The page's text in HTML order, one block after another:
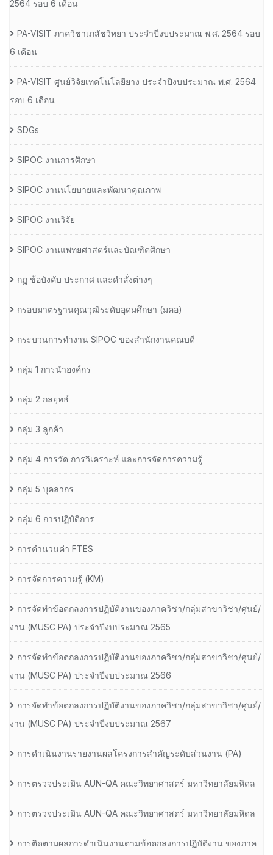
2564 รอบ 6 เดือน
PA-VISIT ภาควิชาเภสัชวิทยา ประจำปีงบประมาณ พ.ศ. 2564 รอบ
6 เดือน
PA-VISIT ศูนย์วิจัยเทคโนโลยียาง ประจำปีงบประมาณ พ.ศ. 2564
รอบ 6 เดือน
SDGs
SIPOC งานการศึกษา
SIPOC งานนโยบายและพัฒนาคุณภาพ
SIPOC งานวิจัย
SIPOC งานแพทยศาสตร์และบัณฑิตศึกษา
กฏ ข้อบังคับ ประกาศ และคำสั่งต่างๆ
กรอบมาตรฐานคุณวุฒิระดับอุดมศึกษา (มคอ)
กระบวนการทำงาน SIPOC ของสำนักงานคณบดี
กลุ่ม 1 การนำองค์กร
กลุ่ม 2 กลยุทธ์
กลุ่ม 3 ลูกค้า
กลุ่ม 4 การวัด การวิเคราะห์ และการจัดการความรู้
กลุ่ม 5 บุคลากร
กลุ่ม 6 การปฏิบัติการ
การคำนวนค่า FTES
การจัดการความรู้ (KM)
การจัดทำข้อตกลงการปฏิบัติงานของภาควิชา/กลุ่มสาขาวิชา/ศูนย์/
งาน (MUSC PA) ประจำปีงบประมาณ 2565
การจัดทำข้อตกลงการปฏิบัติงานของภาควิชา/กลุ่มสาขาวิชา/ศูนย์/
งาน (MUSC PA) ประจำปีงบประมาณ 2566
การจัดทำข้อตกลงการปฏิบัติงานของภาควิชา/กลุ่มสาขาวิชา/ศูนย์/
งาน (MUSC PA) ประจำปีงบประมาณ 2567
การดำเนินงานรายงานผลโครงการสำคัญระดับส่วนงาน (PA)
การตรวจประเมิน AUN-QA คณะวิทยาศาสตร์ มหาวิทยาลัยมหิดล
การตรวจประเมิน AUN-QA คณะวิทยาศาสตร์ มหาวิทยาลัยมหิดล
การติดตามผลการดำเนินงานตามข้อตกลงการปฏิบัติงาน ของภาค